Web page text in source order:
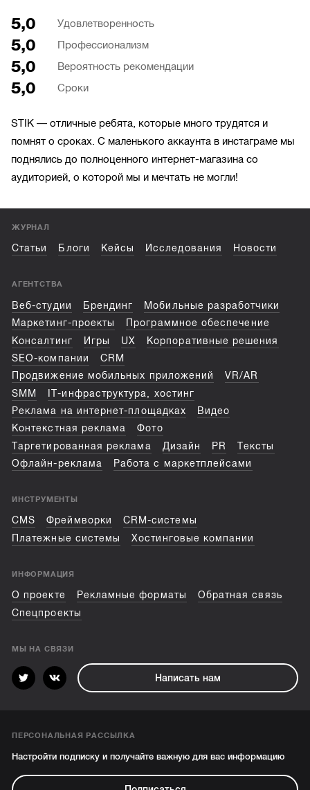
5,0 Удовлетворенность
5,0 Профессионализм
5,0 Вероятность рекомендации
5,0 Сроки
STIK — отличные ребята, которые много трудятся и
помнят о сроках. С маленького аккаунта в инстаграме мы
поднялись до полноценного интернет-магазина со
аудиторией, о которой мы и мечтать не могли!
ЖУРНАЛ
Статьи Блоги Кейсы Исследования Новости
АГЕНТСТВА
Веб-студии Брендинг
Мобильные разработчики
Маркетинг-проекты
Программное обеспечение
Консалтинг
Игры UX
Корпоративные решения
SEO-компании
CRM
Продвижение мобильных приложений
VR/AR
SMM
IT-инфраструктура, хостинг
Реклама на интернет-площадках
Видео
Контекстная реклама
Фото
Таргетированная реклама
Дизайн PR
Тексты
Офлайн-реклама
Работа с маркетплейсами
ИНСТРУМЕНТЫ
CMS Фреймворки
CRM-системы
Платежные системы
Хостинговые компании
ИНФОРМАЦИЯ
О проекте Рекламные форматы
Обратная связь
Спецпроекты
МЫ НА СВЯЗИ
Написать нам
ПЕРСОНАЛЬНАЯ РАССЫЛКА
Настройти подписку и получайте важную для вас информацию